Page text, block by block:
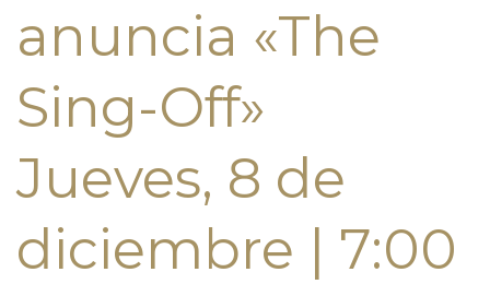
anuncia «The
Sing-Off»
Jueves, 8 de
diciembre | 7:00